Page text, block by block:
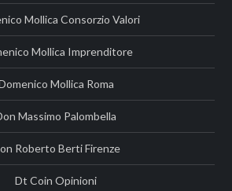
Mollica Consorzio Valori
Mollica Imprenditore
Mollica Roma
Massimo Palombella
Roberto Berti Firenze
Dt Coin Opinioni